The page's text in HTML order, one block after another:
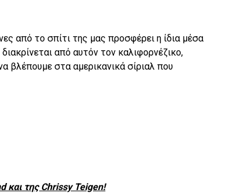
από το σπίτι της μας προσφέρει η ίδια μέσα
από αυτόν τον καλιφορνέζικο,
βλέπουμε στα αμερικανικά σίριαλ που
και της Chrissy Teigen!